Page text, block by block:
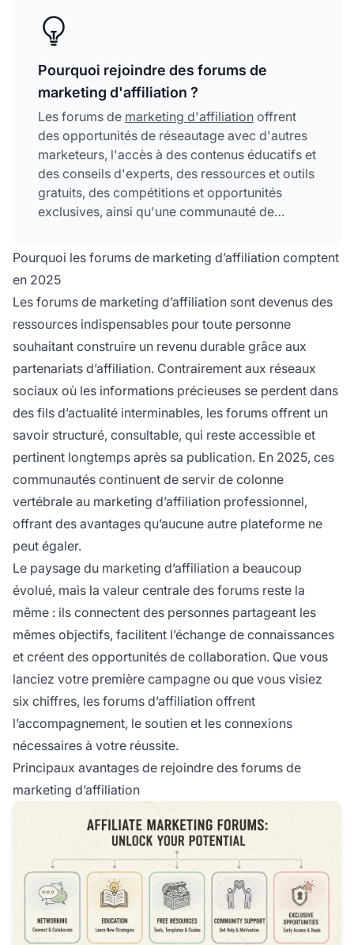
Pourquoi rejoindre des forums de
marketing d'affiliation ?
Les forums de marketing d'affiliation offrent
des opportunités de réseautage avec d'autres
marketeurs, l'accès à des contenus éducatifs et
des conseils d'experts, des ressources et outils
gratuits, des compétitions et opportunités
exclusives, ainsi qu'une communauté de
apprendre des stratégies éprouvées, à éviter
des erreurs coûteuses et à accélérer votre
réussite dans le marketing d'affiliation.
Pourquoi les forums de marketing d’affiliation comptent
en 2025
Les forums de marketing d’affiliation sont devenus des
ressources indispensables pour toute personne
souhaitant construire un revenu durable grâce aux
partenariats d’affiliation. Contrairement aux réseaux
sociaux où les informations précieuses se perdent dans
des fils d’actualité interminables, les forums offrent un
savoir structuré, consultable, qui reste accessible et
pertinent longtemps après sa publication. En 2025, ces
communautés continuent de servir de colonne
vertébrale au marketing d’affiliation professionnel,
offrant des avantages qu’aucune autre plateforme ne
peut égaler.
Le paysage du marketing d’affiliation a beaucoup
évolué, mais la valeur centrale des forums reste la
même : ils connectent des personnes partageant les
mêmes objectifs, facilitent l’échange de connaissances
et créent des opportunités de collaboration. Que vous
lanciez votre première campagne ou que vous visiez
six chiffres, les forums d’affiliation offrent
l’accompagnement, le soutien et les connexions
nécessaires à votre réussite.
Principaux avantages de rejoindre des forums de
marketing d’affiliation